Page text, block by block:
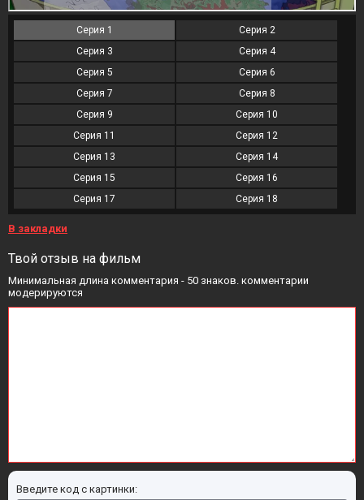
Серия 1
Серия 2
Серия 3
Серия 4
Серия 5
Серия 6
Серия 7
Серия 8
Серия 9
Серия 10
Серия 11
Серия 12
Серия 13
Серия 14
Серия 15
Серия 16
Серия 17
Серия 18
В закладки
Твой отзыв на фильм
Минимальная длина комментария - 50 знаков. комментарии
модерируются
Введите код с картинки: